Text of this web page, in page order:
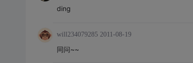
ding
will234079285 2011-08-19
同问~~